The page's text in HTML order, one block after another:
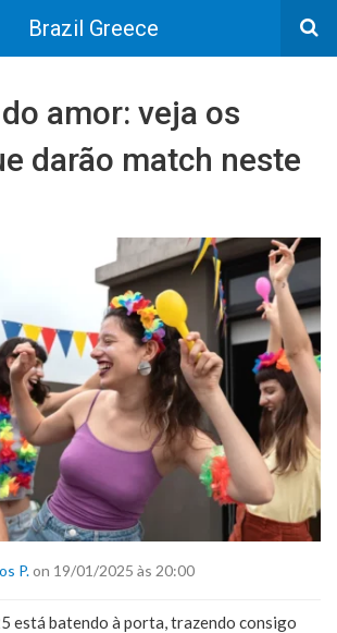
Brazil Greece
amor: veja os
darão match neste
P. on 19/01/2025 às 20:00
está batendo à porta, trazendo consigo